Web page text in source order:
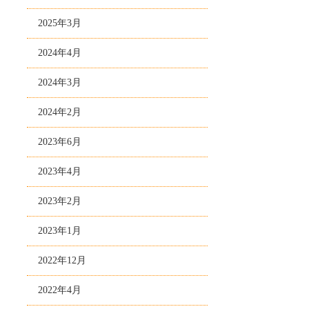
2025年3月
2024年4月
2024年3月
2024年2月
2023年6月
2023年4月
2023年2月
2023年1月
2022年12月
2022年4月